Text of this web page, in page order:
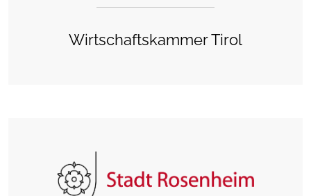
Wirtschaftskammer Tirol